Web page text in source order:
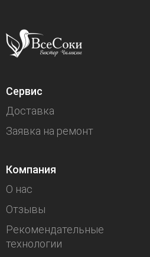
Сервис
Доставка
Заявка на ремонт
Компания
О нас
Отзывы
Рекомендательные
технологии